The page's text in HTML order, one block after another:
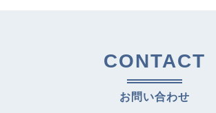
CONTACT
お問い合わせ